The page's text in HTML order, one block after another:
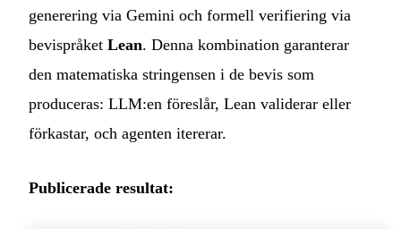
generering via Gemini och formell verifiering via
bevispråket Lean. Denna kombination garanterar
den matematiska stringensen i de bevis som
produceras: LLM:en föreslår, Lean validerar eller
förkastar, och agenten itererar.
Publicerade resultat: